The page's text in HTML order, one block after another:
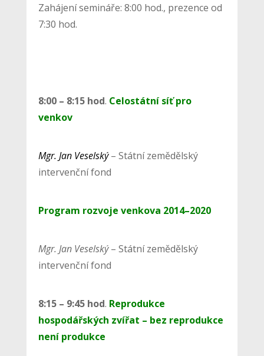
Zahájení semináře: 8:00 hod., prezence od
7:30 hod.
8:00 – 8:15 hod. Celostátní síť pro
venkov
Mgr. Jan Veselský– Státní zemědělský
intervenční fond
Program rozvoje venkova 2014–2020
Mgr. Jan Veselský– Státní zemědělský
intervenční fond
8:15 – 9:45 hod. Reprodukce
hospodářských zvířat – bez reprodukce
není produkce